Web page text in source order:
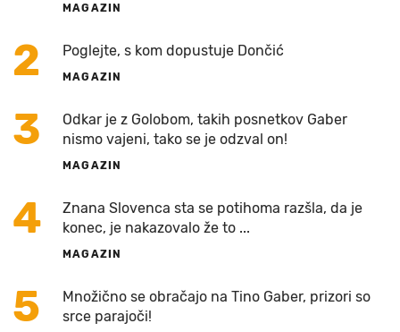
MAGAZIN
2 Poglejte, s kom dopustuje Dončić
MAGAZIN
3
Odkar je z Golobom, takih posnetkov Gaber
nismo vajeni, tako se je odzval on!
MAGAZIN
4
Znana Slovenca sta se potihoma razšla, da je
konec, je nakazovalo že to ...
MAGAZIN
5
Množično se obračajo na Tino Gaber, prizori so
srce parajoči!